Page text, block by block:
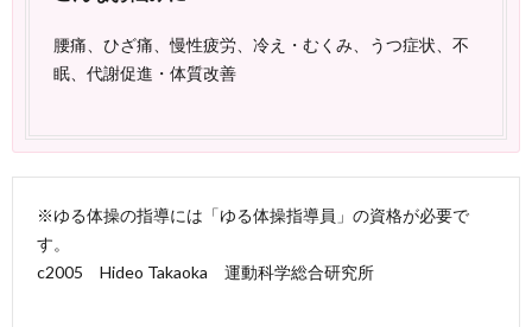
腰痛、ひざ痛、慢性疲労、冷え・むくみ、うつ症状、不
眠、代謝促進・体質改善
※ゆる体操の指導には「ゆる体操指導員」の資格が必要で
す。
c2005 Hideo Takaoka 運動科学総合研究所